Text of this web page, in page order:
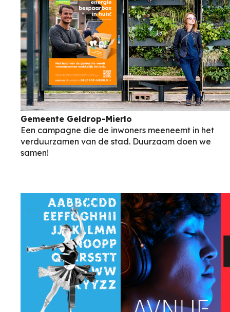
Gemeente Geldrop-Mierlo
Een campagne die de inwoners meeneemt in het
verduurzamen van de stad. Duurzaam doen we
samen!